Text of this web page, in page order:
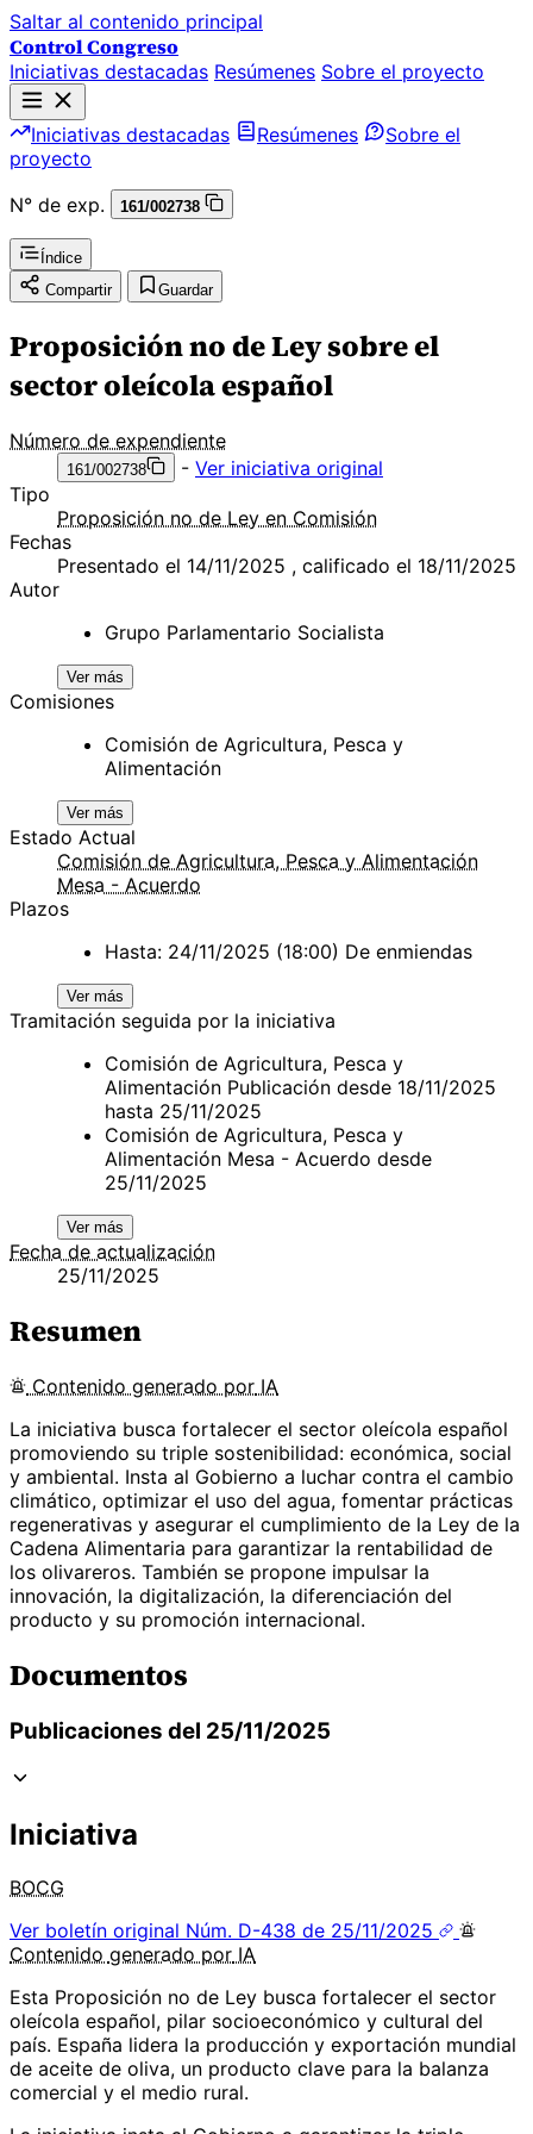
Saltar al contenido principal
Control Congreso
Iniciativas destacadas Resúmenes Sobre el proyecto
Iniciativas destacadas Resúmenes
Sobre el
proyecto
N° de exp.
161/002738
Índice
Compartir
Guardar
Proposición no de Ley sobre el
sector oleícola español
Número de expendiente
161/002738 - Ver iniciativa original
Tipo
Proposición no de Ley en Comisión
Fechas
Presentado el 14/11/2025 , calificado el 18/11/2025
Autor
Grupo Parlamentario Socialista
Ver más
Comisiones
Comisión de Agricultura, Pesca y
Alimentación
Ver más
Estado Actual
Comisión de Agricultura, Pesca y Alimentación
Mesa - Acuerdo
Plazos
Hasta: 24/11/2025 (18:00) De enmiendas
Ver más
Tramitación seguida por la iniciativa
Comisión de Agricultura, Pesca y
Alimentación Publicación desde 18/11/2025
hasta 25/11/2025
Comisión de Agricultura, Pesca y
Alimentación Mesa - Acuerdo desde
25/11/2025
Ver más
Fecha de actualización
25/11/2025
Resumen
Contenido generado por IA
La iniciativa busca fortalecer el sector oleícola español
promoviendo su triple sostenibilidad: económica, social
y ambiental. Insta al Gobierno a luchar contra el cambio
climático, optimizar el uso del agua, fomentar prácticas
regenerativas y asegurar el cumplimiento de la Ley de la
Cadena Alimentaria para garantizar la rentabilidad de
los olivareros. También se propone impulsar la
innovación, la digitalización, la diferenciación del
producto y su promoción internacional.
Documentos
Publicaciones del 25/11/2025
Iniciativa
BOCG
Ver boletín original Núm. D-438 de 25/11/2025
Contenido generado por IA
Esta Proposición no de Ley busca fortalecer el sector
oleícola español, pilar socioeconómico y cultural del
país. España lidera la producción y exportación mundial
de aceite de oliva, un producto clave para la balanza
comercial y el medio rural.